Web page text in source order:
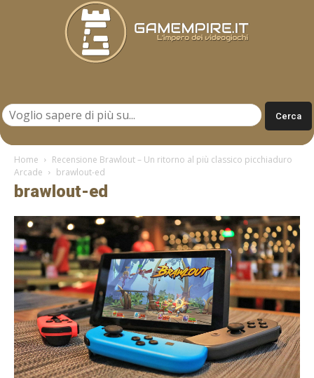
Home
Recensione Brawlout – Un ritorno al più classico picchiaduro
Arcade
brawlout-ed
brawlout-ed